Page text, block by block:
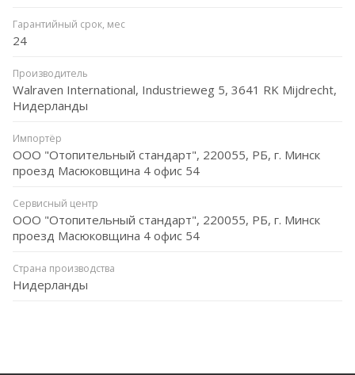
Гарантийный срок, мес
24
Производитель
Walraven International, Industrieweg 5, 3641 RK Mijdrecht,
Нидерланды
Импортёр
ООО "Отопительный стандарт", 220055, РБ, г. Минск
проезд Масюковщина 4 офис 54
Сервисный центр
ООО "Отопительный стандарт", 220055, РБ, г. Минск
проезд Масюковщина 4 офис 54
Страна производства
Нидерланды